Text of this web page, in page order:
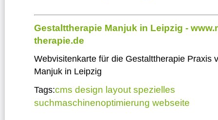
Gestalttherapie Manjuk in Leipzig -
therapie.de
Webvisitenkarte für die Gestalttherapie Praxis
Manjuk in Leipzig
Tags:cms design layout spezielles
suchmaschinenoptimierung webseite